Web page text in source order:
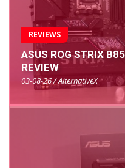
REVIEWS
ASUS ROG STRIX
REVIEW
03-08-26 / AlternativeX